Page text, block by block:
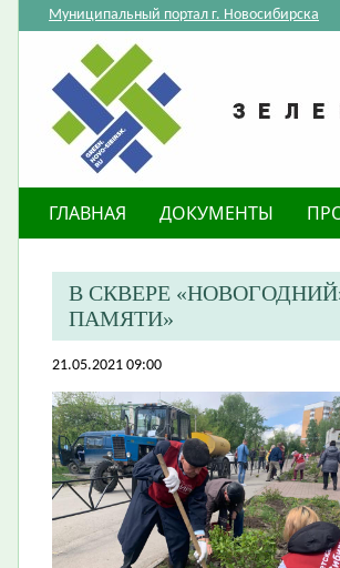
Муниципальный портал г. Новосибирска
ГЛАВНАЯ ДОКУМЕНТЫ
В СКВЕРЕ
ПАМЯТИ»
21.05.2021 09:00